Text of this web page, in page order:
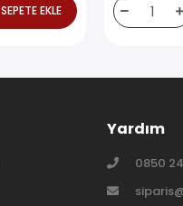
SEPETE EKLE
Yardım
0850